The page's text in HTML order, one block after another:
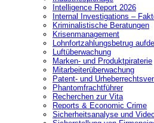
Intelligence Report 2026
Internal Investigations –
Kriminalistische Beratungen
Krisenmanagement
Lohnfortzahlungsbetrug
Luftüberwachung
Marken- und Produktpiraterie
Mitarbeiterüberwachung
Patent- und
Phantomfrachtführer
Recherchen zur Vita
Reports & Economic Crime
Sicherheitsanalyse und